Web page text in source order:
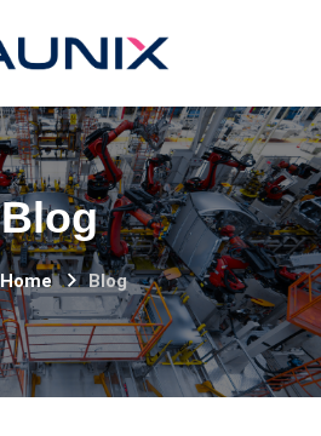
Blog
Home Blog